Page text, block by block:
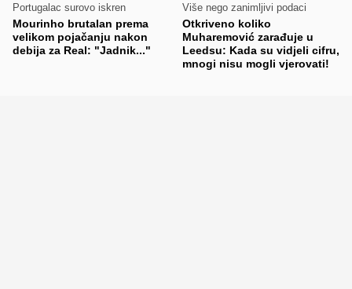
Portugalac surovo iskren
Mourinho brutalan prema
velikom pojačanju nakon
debija za Real: "Jadnik..."
Više nego zanimljivi podaci
Otkriveno koliko
Muharemović zarađuje u
Leedsu: Kada su vidjeli cifru,
mnogi nisu mogli vjerovati!